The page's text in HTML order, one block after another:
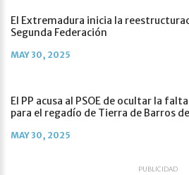
El Extremadura inicia la
Segunda Federación
MAY 30, 2025
El PP acusa al PSOE de ocultar la
para el regadío de Tierra de Barros
MAY 30, 2025
PUBLICIDAD